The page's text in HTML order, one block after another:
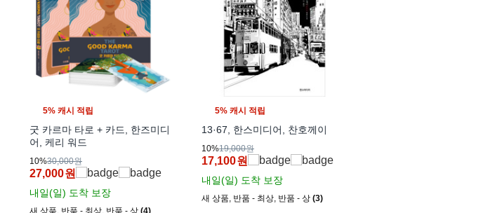
5% 캐시 적립
굿 카르마 타로 + 카드, 한즈미디
어, 케리 워드
10%30,000원
27,000원
내일(일) 도착 보장
새 상품 반품 - 최상 반품 - 상 (4)
5% 캐시 적립
13·67, 한스미디어, 찬호께이
10%19,000원
17,100원
내일(일) 도착 보장
새 상품 반품 - 최상 반품 - 상 (3)